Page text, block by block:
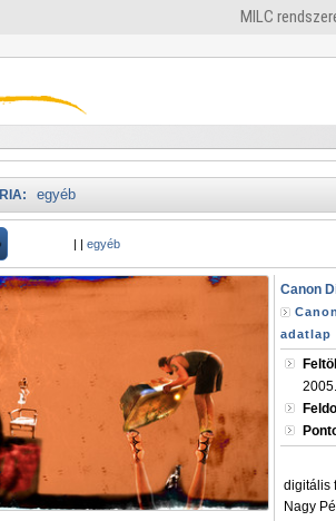
MILC
egyéb
| | egyéb
Canon
adatlap
digitális
Nagy